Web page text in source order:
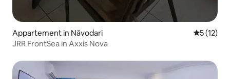
Appartement in Năvodari
5 (12)
JRR FrontSea in Axxis Nova